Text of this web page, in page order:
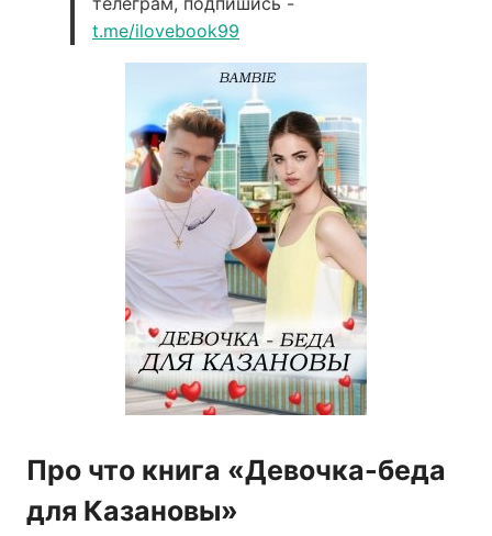
t.me/ilovebook99
Про что книга «Девочка-беда
для Казановы»